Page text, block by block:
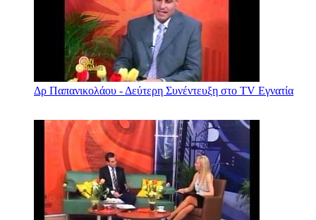
Δρ Παπανικολάου - Δεύτερη Συνέντευξη στο TV Εγνατία